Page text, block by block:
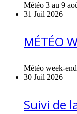
Météo 3 au 9
31 Juil 2026
MÉTÉO
Météo week-
30 Juil 2026
Suivi de